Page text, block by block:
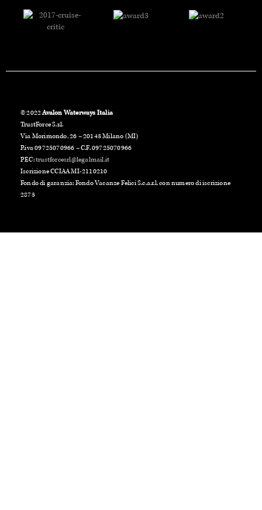
© 2022Avalon Waterways Italia
TrustForce S.r.l.
Via Morimondo, 26 – 20143 Milano (MI)
P.iva 09725070966 – C.F. 09725070966
PEC:trustforcesrl@legalmail.it
Iscrizione CCIAA MI-2110210
Fondo di garanzia: Fondo Vacanze Felici S.c.a.r.l. con numero di iscrizione
2873